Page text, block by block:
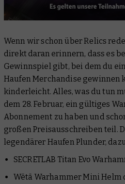
Wenn wir schon über Relics
direkt daran erinnern, dass es
Gewinnspiel gibt, bei dem du
Haufen Merchandise gewinnen
kinderleicht. Alles, was du tun
dem 28. Februar, ein gültiges
Abonnement zu haben und
großen Preisausschreiben teil.
legendärer Haufen Plunder,
SECRETLAB Titan Evo
Wētā Warhammer Mini Helm